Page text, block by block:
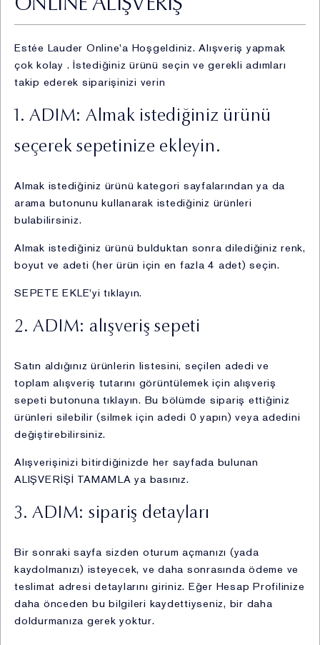
ONLINE ALIŞVERİŞ
Estée Lauder Online'a Hoşgeldiniz. Alışveriş yapmak
çok kolay . İstediğiniz ürünü seçin ve gerekli adımları
takip ederek siparişinizi verin
1. ADIM: Almak istediğiniz ürünü
seçerek sepetinize ekleyin.
Almak istediğiniz ürünü kategori sayfalarından ya da
arama butonunu kullanarak istediğiniz ürünleri
bulabilirsiniz.
Almak istediğiniz ürünü bulduktan sonra dilediğiniz renk,
boyut ve adeti (her ürün için en fazla 4 adet) seçin.
SEPETE EKLE'yi tıklayın.
2. ADIM: alışveriş sepeti
Satın aldığınız ürünlerin listesini, seçilen adedi ve
toplam alışveriş tutarını görüntülemek için alışveriş
sepeti butonuna tıklayın. Bu bölümde sipariş ettiğiniz
ürünleri silebilir (silmek için adedi 0 yapın) veya adedini
değiştirebilirsiniz.
Alışverişinizi bitirdiğinizde her sayfada bulunan
ALIŞVERİŞİ TAMAMLA ya basınız.
3. ADIM: sipariş detayları
Bir sonraki sayfa sizden oturum açmanızı (yada
kaydolmanızı) isteyecek, ve daha sonrasında ödeme ve
teslimat adresi detaylarını giriniz. Eğer Hesap Profilinize
daha önceden bu bilgileri kaydettiyseniz, bir daha
doldurmanıza gerek yoktur.
i. Mağaza ziyaretleriniz esnasında yapmış olduğunuz
olarak,
ii. Şirkete ait internet siteleri üzerinden gerçekleştirmiş
olduğunuz ziyaretler, üyelik, kayıt ve alışverişler
iii. Şirket uzmanının çalıştığı anlaşmalı satış
noktalarında yapılan satışlar, buralarda bulunan Şirket
çalışanları ve doldurulan bilgi formları vasıtasıyla,
parfümerilerin içerisinde yer alan Şirket’e ait
kiosklardan sözlü veya yazılı olarak,
v. Müşterilerin tüm satış kanalları veya sosyal medya ve
şikâyet platformları üzerinden, global ya da Müşteri
İletişim Merkezi’ne yapmış oldukları sözlü ve yazılı
vi. Müşterilerin mağaza ziyaretleri esnasında doldurulan
(CRM) ve diğer müşteri programları vasıtasıyla,
gerçekleştirilen üyelik işlemleri vasıtasıyla,
viii. Mağazalar içerisinde yer alan kapalı devre kamera
sistemi vasıtasıyla,
ix. Şirket’in müşterilerine ilişkin olarak hizmet aldığı ve
iş ilişkisi içerisinde anlaşmalı olduğu üçüncü kişiler
Kişisel Verilerin işlenmesine ilişkin KVKK’nın 5. ve 6.
gibidir:
ii. Kanunlarda açıkça öngörülmesi,
iii. Fiili imkânsızlık nedeniyle rızasını açıklayamayacak
durumda bulunan veya rızasına hukuki geçerlilik
tanınmayan kişinin kendisinin ya da bir başkasının
hayatı veya beden bütünlüğünün korunması için zorunlu